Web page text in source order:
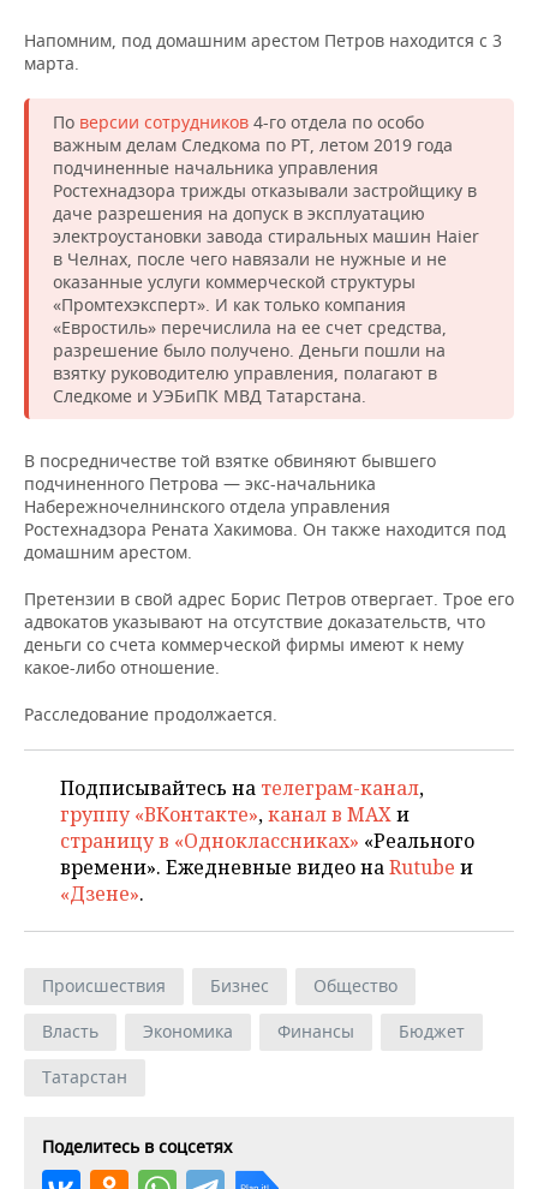
Напомним, под домашним арестом Петров находится с 3
марта.
По версии сотрудников 4-го отдела по особо
важным делам Следкома по РТ, летом 2019 года
подчиненные начальника управления
Ростехнадзора трижды отказывали застройщику в
даче разрешения на допуск в эксплуатацию
электроустановки завода стиральных машин Haier
в Челнах, после чего навязали не нужные и не
оказанные услуги коммерческой структуры
«Промтехэксперт». И как только компания
«Евростиль» перечислила на ее счет средства,
разрешение было получено. Деньги пошли на
взятку руководителю управления, полагают в
Следкоме и УЭБиПК МВД Татарстана.
В посредничестве той взятке обвиняют бывшего
подчиненного Петрова — экс-начальника
Набережночелнинского отдела управления
Ростехнадзора Рената Хакимова. Он также находится под
домашним арестом.
Претензии в свой адрес Борис Петров отвергает. Трое его
адвокатов указывают на отсутствие доказательств, что
деньги со счета коммерческой фирмы имеют к нему
какое-либо отношение.
Расследование продолжается.
Подписывайтесь на телеграм-канал,
группу «ВКонтакте»,канал в MAXи
страницу в «Одноклассниках» «Реального
времени». Ежедневные видео наRutube и
«Дзене».
Происшествия Бизнес
Общество
Власть
Экономика Финансы
Бюджет
Татарстан
Поделитесь в соцсетях